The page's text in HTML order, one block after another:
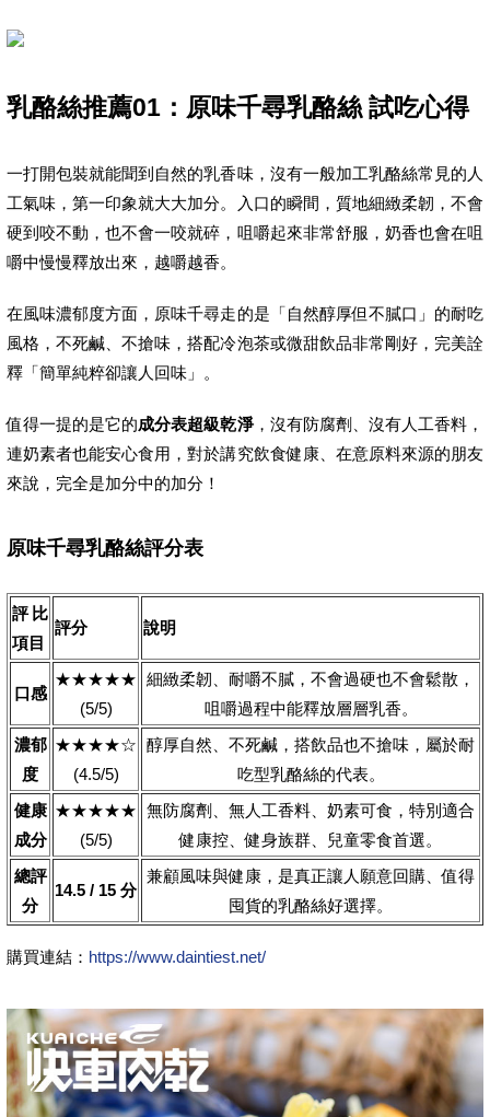
乳酪絲推薦01：原味千尋乳酪絲 試吃心得
一打開包裝就能聞到自然的乳香味，沒有一般加工乳酪絲常見的人
工氣味，第一印象就大大加分。入口的瞬間，質地細緻柔韌，不會
硬到咬不動，也不會一咬就碎，咀嚼起來非常舒服，奶香也會在咀
嚼中慢慢釋放出來，越嚼越香。
在風味濃郁度方面，原味千尋走的是「自然醇厚但不膩口」的耐吃
風格，不死鹹、不搶味，搭配冷泡茶或微甜飲品非常剛好，完美詮
釋「簡單純粹卻讓人回味」。
值得一提的是它的成分表超級乾淨，沒有防腐劑、沒有人工香料，
連奶素者也能安心食用，對於講究飲食健康、在意原料來源的朋友
來說，完全是加分中的加分！
原味千尋乳酪絲評分表
評比
項目
評分 說明
口感
★★★★★
(5/5)
細緻柔韌、耐嚼不膩，不會過硬也不會鬆散，
咀嚼過程中能釋放層層乳香。
濃郁
度
★★★★☆
(4.5/5)
醇厚自然、不死鹹，搭飲品也不搶味，屬於耐
吃型乳酪絲的代表。
健康
成分
★★★★★
(5/5)
無防腐劑、無人工香料、奶素可食，特別適合
健康控、健身族群、兒童零食首選。
總評
分
14.5 / 15 分
兼顧風味與健康，是真正讓人願意回購、值得
囤貨的乳酪絲好選擇。
購買連結： https://www.daintiest.net/